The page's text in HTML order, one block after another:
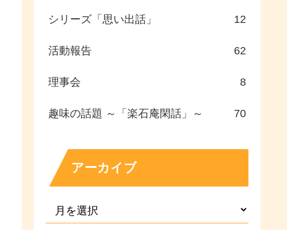
シリーズ「思い出話」 12
活動報告 62
理事会 8
趣味の話題 ～「楽石庵閑話」～ 70
アーカイブ